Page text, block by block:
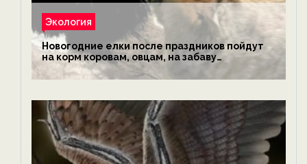
Экология
Новогодние елки после праздников пойдут
на корм коровам, овцам, на забаву
обезьянам, львам и леопардам — новости
экологии на ECOportal